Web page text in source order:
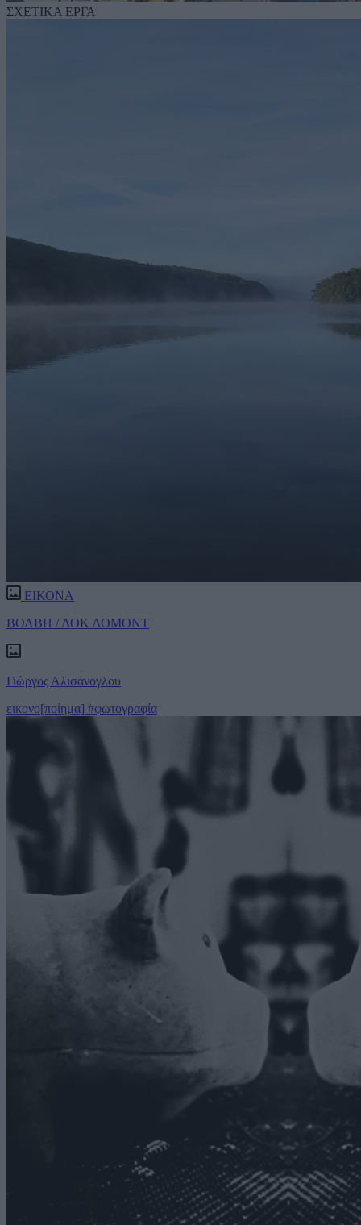
ΣΧΕΤΙΚΑ ΕΡΓΑ
ΕΙΚΟΝΑ
ΒΟΛΒΗ / ΛΟΚ ΛΟΜΟΝΤ
Γιώργος Αλισάνογλου
εικονο[ποίημα] #φωτογραφία